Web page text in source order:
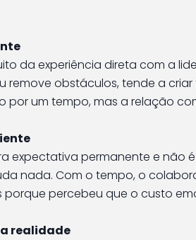
da experiência direta com a
remove obstáculos, tende a
por um tempo, mas a relação
expectativa permanente e não
nada. Com o tempo, o
porque percebeu que o custo
realidade